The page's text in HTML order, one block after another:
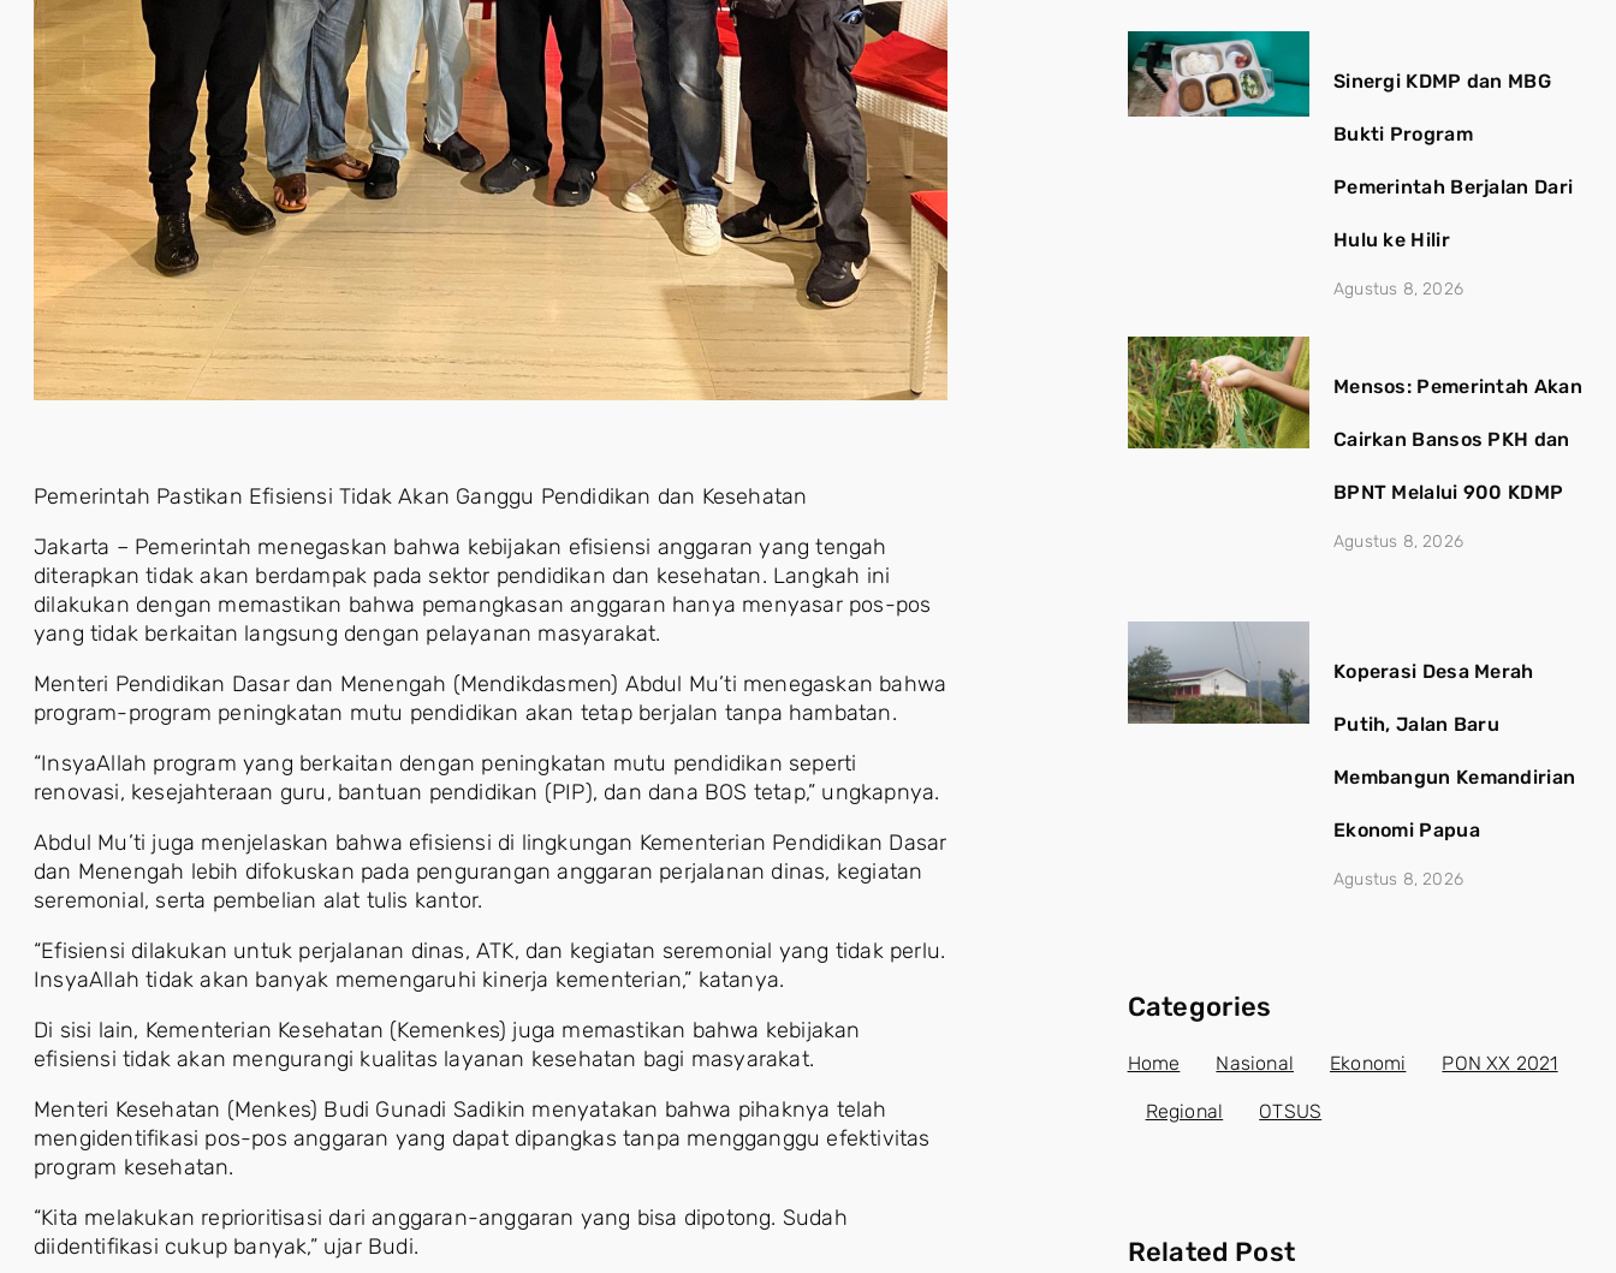
Pemerintah Pastikan Efisiensi Tidak Akan Ganggu Pendidikan dan Kesehatan
Jakarta – Pemerintah menegaskan bahwa kebijakan efisiensi anggaran yang tengah
diterapkan tidak akan berdampak pada sektor pendidikan dan kesehatan. Langkah ini
dilakukan dengan memastikan bahwa pemangkasan anggaran hanya menyasar pos-pos
yang tidak berkaitan langsung dengan pelayanan masyarakat.
Menteri Pendidikan Dasar dan Menengah (Mendikdasmen) Abdul Mu’ti menegaskan bahwa
program-program peningkatan mutu pendidikan akan tetap berjalan tanpa hambatan.
“InsyaAllah program yang berkaitan dengan peningkatan mutu pendidikan seperti
renovasi, kesejahteraan guru, bantuan pendidikan (PIP), dan dana BOS tetap,” ungkapnya.
Abdul Mu’ti juga menjelaskan bahwa efisiensi di lingkungan Kementerian Pendidikan Dasar
dan Menengah lebih difokuskan pada pengurangan anggaran perjalanan dinas, kegiatan
seremonial, serta pembelian alat tulis kantor.
“Efisiensi dilakukan untuk perjalanan dinas, ATK, dan kegiatan seremonial yang tidak perlu.
InsyaAllah tidak akan banyak memengaruhi kinerja kementerian,” katanya.
Di sisi lain, Kementerian Kesehatan (Kemenkes) juga memastikan bahwa kebijakan
efisiensi tidak akan mengurangi kualitas layanan kesehatan bagi masyarakat.
Menteri Kesehatan (Menkes) Budi Gunadi Sadikin menyatakan bahwa pihaknya telah
mengidentifikasi pos-pos anggaran yang dapat dipangkas tanpa mengganggu efektivitas
program kesehatan.
“Kita melakukan reprioritisasi dari anggaran-anggaran yang bisa dipotong. Sudah
diidentifikasi cukup banyak,” ujar Budi.
Sinergi KDMP dan MBG
Bukti Program
Pemerintah Berjalan Dari
Hulu ke Hilir
Agustus 8, 2026
Mensos: Pemerintah Akan
Cairkan Bansos PKH dan
BPNT Melalui 900 KDMP
Agustus 8, 2026
Koperasi Desa Merah
Putih, Jalan Baru
Membangun Kemandirian
Ekonomi Papua
Agustus 8, 2026
Categories
Home Nasional Ekonomi PON XX 2021
Regional OTSUS
Related Post